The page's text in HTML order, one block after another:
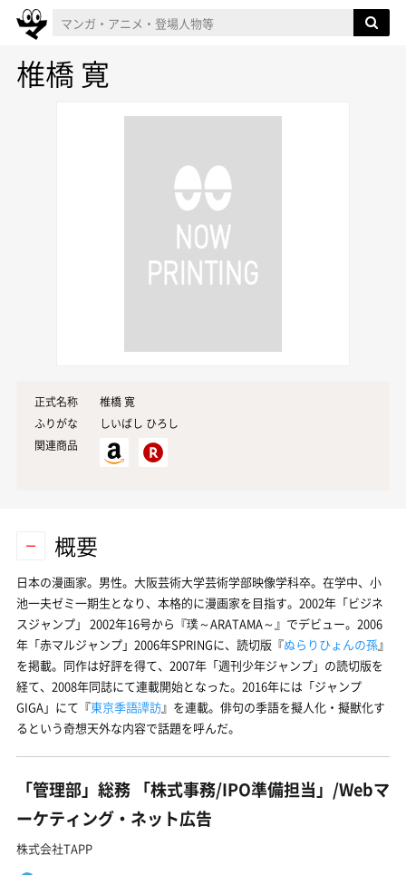
椎橋 寛
正式名称
椎橋 寛
ふりがな
しいばし ひろし
関連商品
概要
日本の漫画家。男性。大阪芸術大学芸術学部映像学科卒。在学中、小
池一夫ゼミ一期生となり、本格的に漫画家を目指す。2002年「ビジネ
スジャンプ」 2002年16号から『璞～ARATAMA～』でデビュー。2006
年「赤マルジャンプ」2006年SPRINGに、読切版『ぬらりひょんの孫』
を掲載。同作は好評を得て、2007年「週刊少年ジャンプ」の読切版を
経て、2008年同誌にて連載開始となった。2016年には「ジャンプ
GIGA」にて『東京季語譚訪』を連載。俳句の季語を擬人化・擬獣化す
るという奇想天外な内容で話題を呼んだ。
「管理部」総務 「株式事務/IPO準備担当」/Webマ
ーケティング・ネット広告
株式会社TAPP